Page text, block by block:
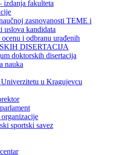
fakulteta
zasnovanosti TEME i
uslova kandidata
i odbranu urađenih
DISERTACIJA
doktorskih disertacija
nauka
u Kragujevcu
organizacije
sportski savez